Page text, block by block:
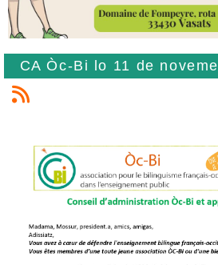
CA Òc-Bi lo 11 de noveme